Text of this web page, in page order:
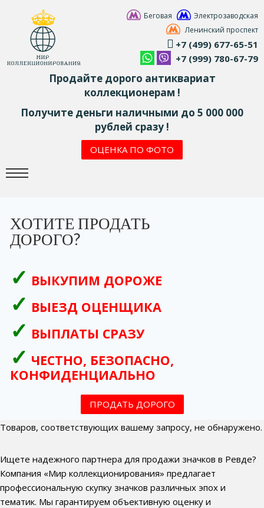
Беговая
Электрозаводская
Ленинский проспект
+7 (499) 677-65-51
+7 (999) 780-67-79
Продайте дорого антиквариат
коллекционерам !
Получите деньги наличными до 5 000 000
рублей сразу !
ОЦЕНКА ПО ФОТО
ХОТИТЕ ПРОДАТЬ
ДОРОГО?
ВЫКУПИМ ДОРОЖЕ
ВЫЕЗД ОЦЕНЩИКА
ВЫПЛАТЫ СРАЗУ
ЧЕСТНО, БЕЗОПАСНО,
КОНФИДЕНЦИАЛЬНО
ПРОДАТЬ ДОРОГО
Товаров, соответствующих вашему запросу, не обнаружено.
Ищете надежного партнера для продажи значков в Ревде?
Компания «Мир коллекционирования» предлагает
профессиональную скупку значков различных эпох и
тематик. Мы гарантируем объективную оценку и